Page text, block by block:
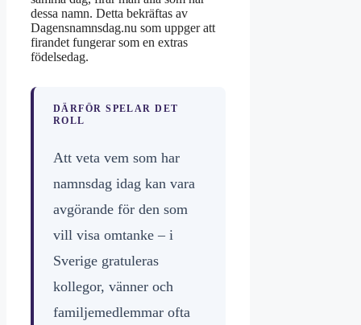
dessa namn. Detta bekräftas av
Dagensnamnsdag.nu som uppger att
firandet fungerar som en extras
födelsedag.
DÄRFÖR SPELAR DET
ROLL
Att veta vem som har
namnsdag idag kan vara
avgörande för den som
vill visa omtanke – i
Sverige gratuleras
kollegor, vänner och
familjemedlemmar ofta